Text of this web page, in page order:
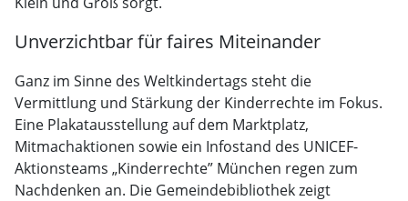
Unverzichtbar für faires Miteinander
Ganz im Sinne des Weltkindertags steht die
Vermittlung und Stärkung der Kinderrechte im Fokus.
Eine Plakatausstellung auf dem Marktplatz,
Mitmachaktionen sowie ein Infostand des UNICEF-
Aktionsteams „Kinderrechte” München regen zum
Nachdenken an. Die Gemeindebibliothek zeigt